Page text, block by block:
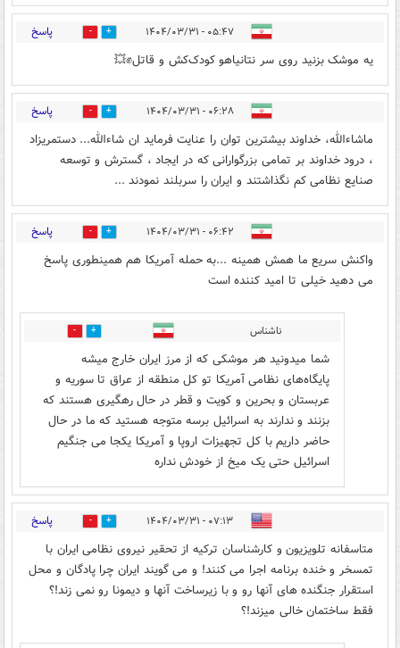
۰۵:۴۷ - ۱۴۰۴/۰۳/۳۱ 25 پاسخ
یه موشک بزنید روی سر نتانیاهو کودک‌کش و قاتل✊️💥
۰۶:۲۸ - ۱۴۰۴/۰۳/۳۱ 15 پاسخ
ماشاءالله، خداوند بیشترین توان را عنایت فرماید ان شاءالله... دستمریزاد
، درود خداوند بر تمامی بزرگوارانی که در ایجاد ، گسترش و توسعه
صنایع نظامی کم نگذاشتند و ایران را سربلند نمودند ...
۰۶:۴۲ - ۱۴۰۴/۰۳/۳۱ 15 پاسخ
واکنش سریع ما همش همینه ...به حمله آمریکا هم همینطوری پاسخ
می دهید خیلی تا امید کننده است
ناشناس 1
شما میدونید هر موشکی که از مرز ایران خارج میشه
پایگاه‌های نظامی آمریکا تو کل منطقه از عراق تا سوریه و
عربستان و بحرین و کویت و قطر در حال رهگیری هستند که
بزنند و ندارند به اسرائیل برسه متوجه هستید که ما در حال
حاضر داریم با کل تجهیزات اروپا و آمریکا یکجا می جنگیم
اسرائیل حتی یک میخ از خودش نداره
۰۷:۱۳ - ۱۴۰۴/۰۳/۳۱ 15 پاسخ
متاسفانه تلویزیون و کارشناسان ترکیه از تحقیر نیروی نظامی ایران با
تمسخر و خنده برنامه اجرا می کنند! و می گویند ایران چرا پادگان و محل
استقرار جنگنده های آنها رو و با زیرساخت آنها و دیمونا رو نمی زند!؟
فقط ساختمان خالی میزند!؟